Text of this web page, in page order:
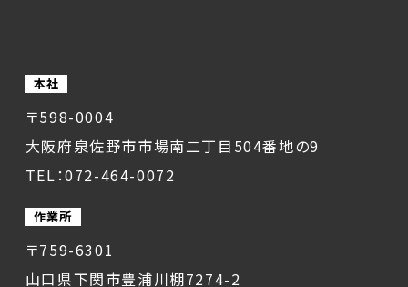
本社
〒598-0004
大阪府泉佐野市市場南二丁目504番地の9
TEL：072-464-0072
作業所
〒759-6301
山口県下関市豊浦川棚7274-2